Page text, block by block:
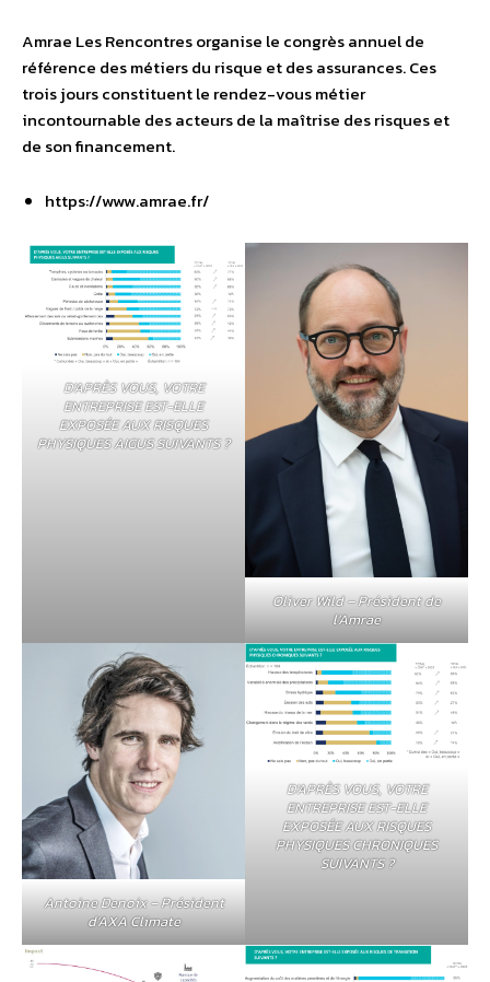
Amrae Les Rencontres organise le congrès annuel de
référence des métiers du risque et des assurances. Ces
trois jours constituent le rendez-vous métier
incontournable des acteurs de la maîtrise des risques et
de son financement.
https://www.amrae.fr/
D’APRÈS VOUS, VOTRE
ENTREPRISE EST-ELLE
EXPOSÉE AUX RISQUES
PHYSIQUES AIGUS SUIVANTS ?
Oliver Wild – Président de
l’Amrae
Antoine Denoix – Président
d’AXA Climate
D’APRÈS VOUS, VOTRE
ENTREPRISE EST-ELLE
EXPOSÉE AUX RISQUES
PHYSIQUES CHRONIQUES
SUIVANTS ?